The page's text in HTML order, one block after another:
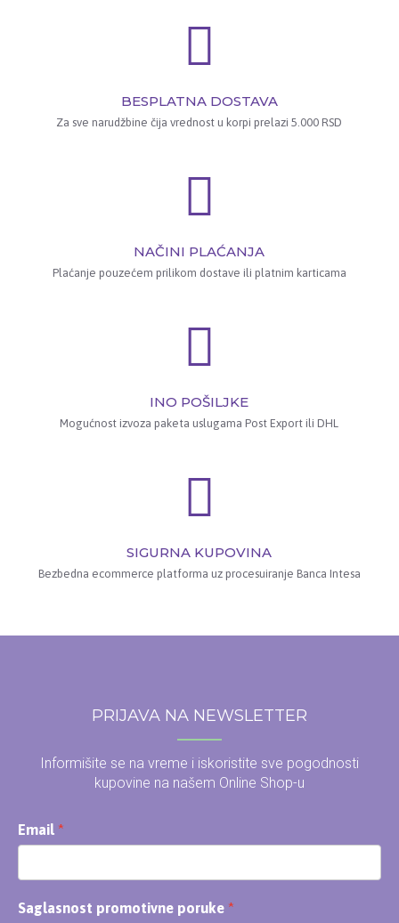
BESPLATNA DOSTAVA
Za sve narudžbine čija vrednost u korpi prelazi 5.000 RSD
NAČINI PLAĆANJA
Plaćanje pouzećem prilikom dostave ili platnim karticama
INO POŠILJKE
Mogućnost izvoza paketa uslugama Post Export ili DHL
SIGURNA KUPOVINA
Bezbedna ecommerce platforma uz procesuiranje Banca Intesa
PRIJAVA NA NEWSLETTER
Informišite se na vreme i iskoristite sve pogodnosti
kupovine na našem Online Shop-u
Email
Saglasnost promotivne poruke